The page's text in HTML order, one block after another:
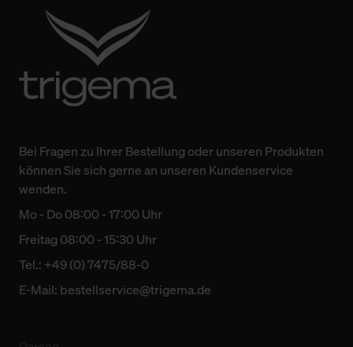
Bei Fragen zu Ihrer Bestellung oder unseren Produkten
können Sie sich gerne an unseren Kundenservice
wenden.
Mo - Do 08:00 - 17:00 Uhr
Freitag 08:00 - 15:30 Uhr
Tel.: +49 (0) 7475/88-0
E-Mail: bestellservice@trigema.de